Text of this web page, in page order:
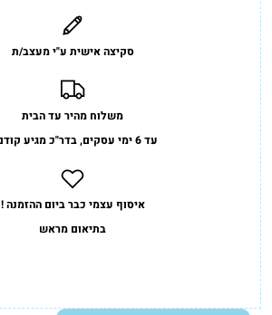
סקיצה אישית ע"י מעצב/ת
משלוח מהיר עד הבית
עד 6 ימי עסקים, בדר"כ מגיע קודם :)
איסוף עצמי כבר ביום ההזמנה !
בתיאום מראש